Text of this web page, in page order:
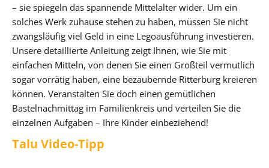
– sie spiegeln das spannende Mittelalter wider. Um ein
solches Werk zuhause stehen zu haben, müssen Sie nicht
zwangsläufig viel Geld in eine Legoausführung investieren.
Unsere detaillierte Anleitung zeigt Ihnen, wie Sie mit
einfachen Mitteln, von denen Sie einen Großteil vermutlich
sogar vorrätig haben, eine bezaubernde Ritterburg kreieren
können. Veranstalten Sie doch einen gemütlichen
Bastelnachmittag im Familienkreis und verteilen Sie die
einzelnen Aufgaben – Ihre Kinder einbeziehend!
Talu Video-Tipp